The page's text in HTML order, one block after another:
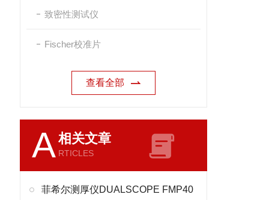
致密性测试仪
Fischer校准片
查看全部
A相关文章
RTICLES
菲希尔测厚仪DUALSCOPE FMP40